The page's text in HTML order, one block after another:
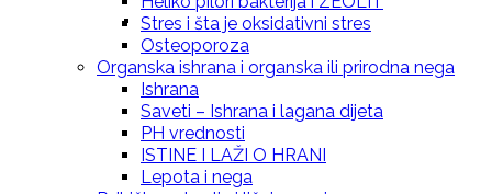
Prirodna krema za svaki dan sa eteričnim
uljem – Anisa
Stres i šta je oksidativni stres
Osteoporoza
Organska ishrana i organska ili prirodna nega
Ishrana
Saveti – Ishrana i lagana dijeta
PH vrednosti
ISTINE I LAŽI O HRANI
Lepota i nega